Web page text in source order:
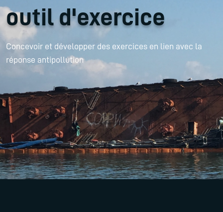
outil d'exercice
Concevoir et développer des exercices en lien avec la
réponse antipollution